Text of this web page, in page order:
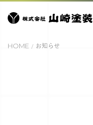
HOME お知らせ